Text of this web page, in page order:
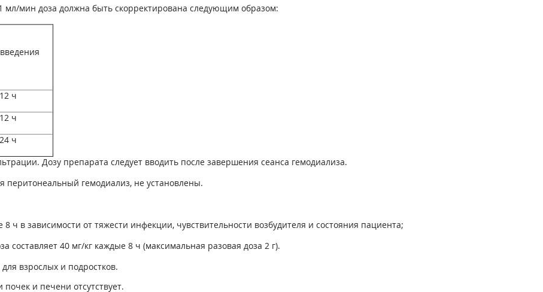
мл/мин доза должна быть скорректирована следующим образом:
ч
ч
ч
Дозу препарата следует вводить после завершения сеанса гемодиализа.
перитонеальный гемодиализ, не установлены.
ч в зависимости от тяжести инфекции, чувствительности возбудителя и состояния пациента;
составляет 40 мг/кг каждые 8 ч (максимальная разовая доза 2 г).
взрослых и подростков.
и печени отсутствует.